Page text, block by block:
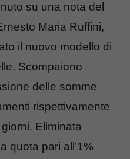
su una nota del
Maria Ruffini,
il nuovo modello di
Scompaiono
delle somme
rispettivamente
Eliminata
quota pari all’1%